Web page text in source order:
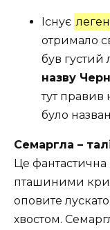
Існує
отримало
був густий
назву
тут правив
було
Семаргла –
Це фантастична
пташиними
оповите
хвостом.